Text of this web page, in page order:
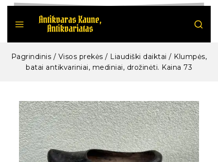
Pagrindinis / Visos prekės / Liaudiški daiktai / Klumpės,
batai antikvariniai, mediniai, drožinėti. Kaina 73